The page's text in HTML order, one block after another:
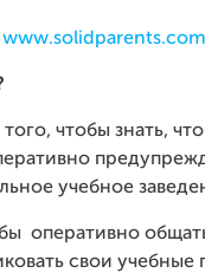
www.solidparents.com
того, чтобы знать,
учебное
оперативно
свои